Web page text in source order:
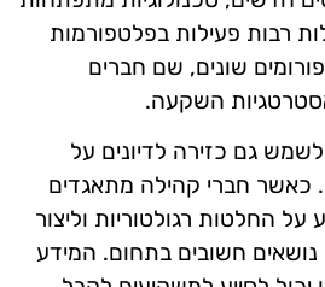
רבות פעילות בפלטפורמות
שונים, שם חברים
השקעה.
גם כזירה לדיונים על
כאשר חברי קהילה מתאגדים
החלטות רגולטוריות וליצור
חשובים בתחום. המידע